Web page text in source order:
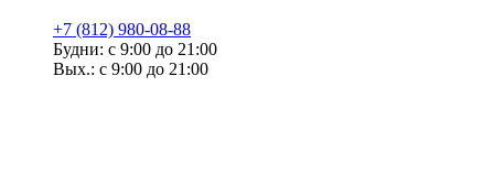
+7 (812) 980-08-88
Будни: с 9:00 до 21:00
Вых.: с 9:00 до 21:00